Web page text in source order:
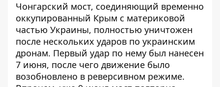
Чонгарский мост, соединяющий временно
оккупированный Крым с материковой
частью Украины, полностью уничтожен
после нескольких ударов по украинским
дронам. Первый удар по нему был нанесен
7 июня, после чего движение было
возобновлено в реверсивном режиме.